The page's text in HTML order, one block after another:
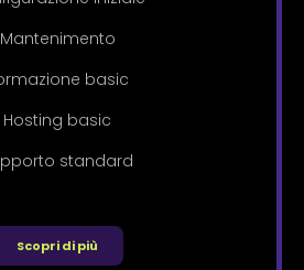
Mantenimento
basic
Hosting basic
standard
Scopri di più